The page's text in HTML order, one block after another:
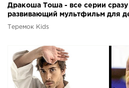
Дракоша Тоша - все серии
развивающий мультфильм для
Теремок Kids